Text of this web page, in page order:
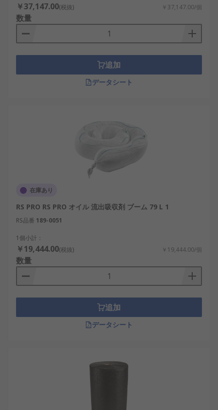
￥37,147.00(税抜) ￥37,147.00/個
数量
追加
データシート
在庫あり
RS PRO RS PRO オイル 流出吸収剤 ブーム 79 L 1
RS品番 189-0051
1個小計：
￥19,444.00(税抜) ￥19,444.00/個
数量
追加
データシート